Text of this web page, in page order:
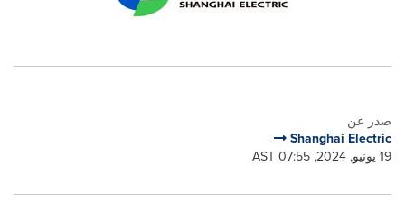
صدر عن
Shanghai Electric
19 يونيو, 2024, 07:55 AST